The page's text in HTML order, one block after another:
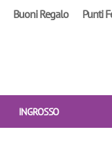
Buoni Regalo Punti
INGROSSO